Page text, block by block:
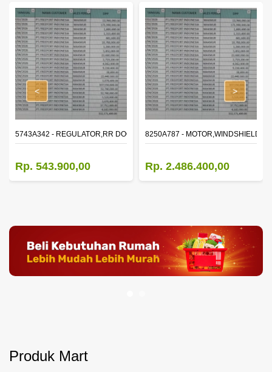
WINDOW,LH
5743A342 - REGULATOR,RR DOOR WINDOW,RH
Rp. 543.900,00
8250A787 - MOTOR,WINDSHIELD
Rp. 2.486.400,00
< >
Produk Mart